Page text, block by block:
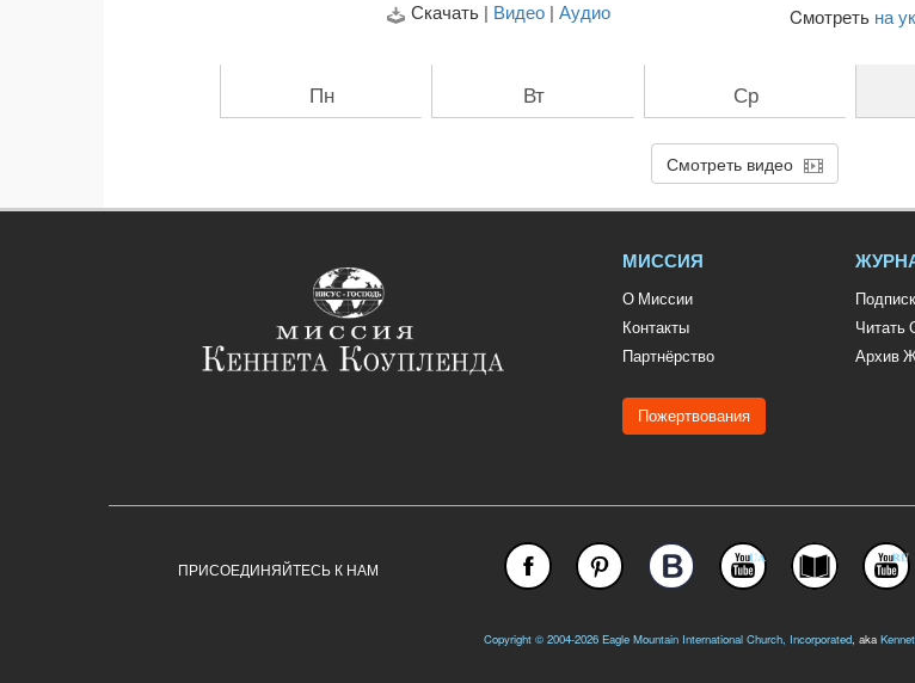
Скачать | Видео| Аудио Cмотреть на
Пн Вт Ср
Смотреть видео
МИССИЯ
О Миссии
Контакты
Партнёрство
Пожертвования
Читать
Архив
ПРИСОЕДИНЯЙТЕСЬ К НАМ
Copyright © 2004-2026 Eagle Mountain International Church, Incorporated, aka